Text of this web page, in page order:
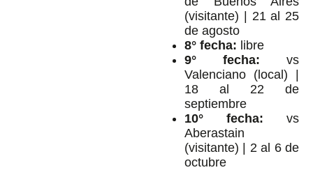
(visitante) | 21 al 25
de agosto
8° fecha: libre
9° fecha: vs
Valenciano (local) |
18 al 22 de
septiembre
10° fecha: vs
Aberastain
(visitante) | 2 al 6 de
octubre